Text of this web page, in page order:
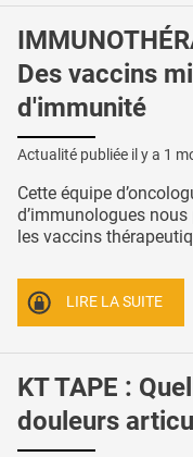
Des vaccins
d'immunité
Actualité publiée il y a 1
Cette équipe
d’immunologues
les vaccins
LIRE LA SUITE
KT TAPE :
douleurs